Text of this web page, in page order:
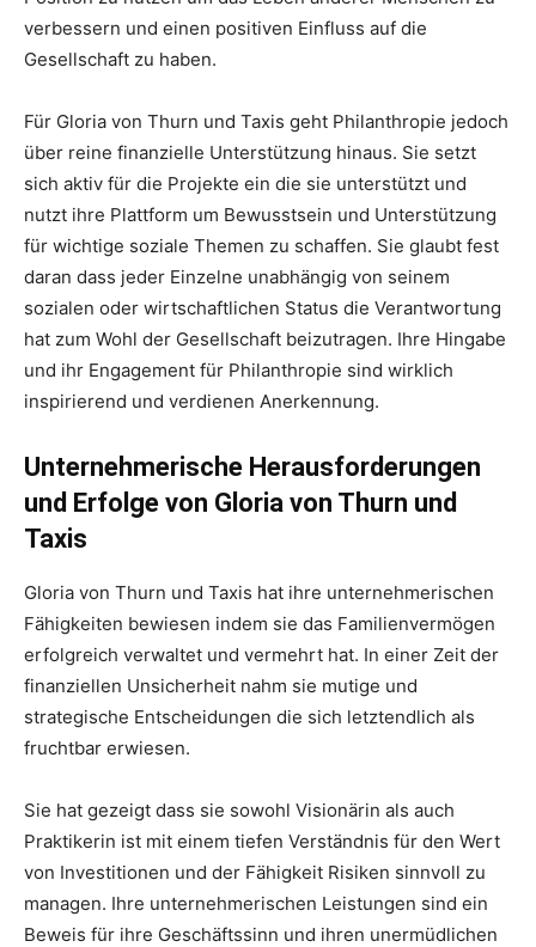
verbessern und einen positiven Einfluss auf die
Gesellschaft zu haben.
Für Gloria von Thurn und Taxis geht Philanthropie jedoch
über reine finanzielle Unterstützung hinaus. Sie setzt
sich aktiv für die Projekte ein die sie unterstützt und
nutzt ihre Plattform um Bewusstsein und Unterstützung
für wichtige soziale Themen zu schaffen. Sie glaubt fest
daran dass jeder Einzelne unabhängig von seinem
sozialen oder wirtschaftlichen Status die Verantwortung
hat zum Wohl der Gesellschaft beizutragen. Ihre Hingabe
und ihr Engagement für Philanthropie sind wirklich
inspirierend und verdienen Anerkennung.
Unternehmerische Herausforderungen
und Erfolge von Gloria von Thurn und
Taxis
Gloria von Thurn und Taxis hat ihre unternehmerischen
Fähigkeiten bewiesen indem sie das Familienvermögen
erfolgreich verwaltet und vermehrt hat. In einer Zeit der
finanziellen Unsicherheit nahm sie mutige und
strategische Entscheidungen die sich letztendlich als
fruchtbar erwiesen.
Sie hat gezeigt dass sie sowohl Visionärin als auch
Praktikerin ist mit einem tiefen Verständnis für den Wert
von Investitionen und der Fähigkeit Risiken sinnvoll zu
managen. Ihre unternehmerischen Leistungen sind ein
Beweis für ihre Geschäftssinn und ihren unermüdlichen